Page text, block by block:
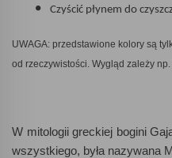
Czyścić płynem do
UWAGA: przedstawione kolory są
od rzeczywistości. Wygląd zależy
W mitologii greckiej bogini
wszystkiego, była nazywana